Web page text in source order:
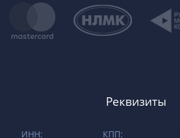
Реквизиты
ИНН: КПП: